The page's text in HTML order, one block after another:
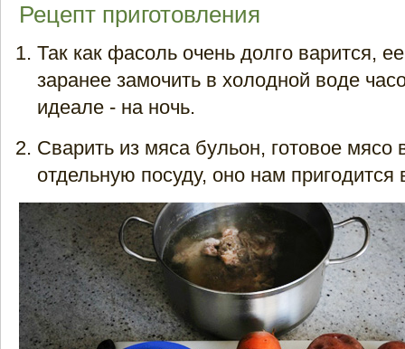
Рецепт приготовления
Так как фасоль очень долго варится,
заранее замочить в холодной воде
идеале - на ночь.
Сварить из мяса бульон, готовое мясо
отдельную посуду, оно нам пригодится